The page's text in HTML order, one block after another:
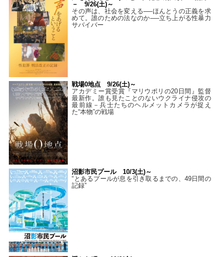
－ 9/26(土)～
その声は、社会を変える──ほんとうの正義を求
めて。誰のための法なのか──立ち上がる性暴力
サバイバー
戦場0地点 9/26(土)～
アカデミー賞受賞『マリウポリの20日間』監督
最新作。誰も見たことのないウクライナ侵攻の
最前線－兵士たちのヘルメットカメラが捉え
た“本物”の戦場
沼影市民プール 10/3(土)～
“とあるプールが息を引き取るまでの、49日間の
記録”